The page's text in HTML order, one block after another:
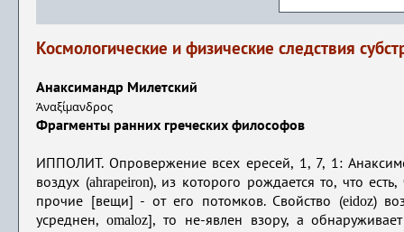
Космологические и физические следствия
Анаксимандр Милетский
Ἀναξίμανδρος
Фрагменты ранних греческих философов
ИППОЛИТ. Опровержение всех ересей, 1, 7, 1:
воздух (ahrapeiron), из которого рождается то, что
прочие [вещи] - от его потомков. Свойство (eidoz)
усреднен,omaloz ], то не-явлен взору, а